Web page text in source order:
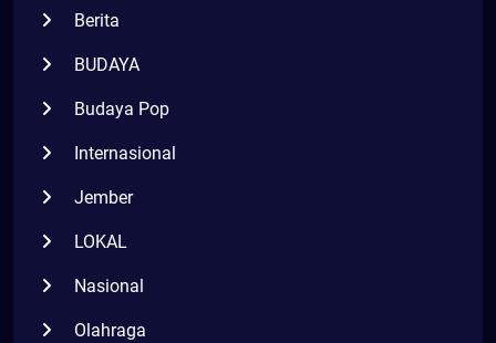
Berita
BUDAYA
Budaya Pop
Internasional
Jember
LOKAL
Nasional
Olahraga